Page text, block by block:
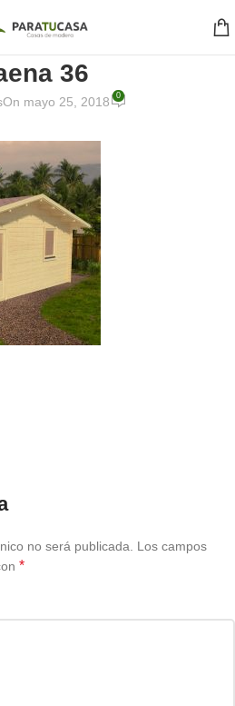
36
On mayo 25, 2018 0
no será publicada.
Los campos
*